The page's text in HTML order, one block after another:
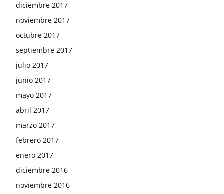
diciembre 2017
noviembre 2017
octubre 2017
septiembre 2017
julio 2017
junio 2017
mayo 2017
abril 2017
marzo 2017
febrero 2017
enero 2017
diciembre 2016
noviembre 2016